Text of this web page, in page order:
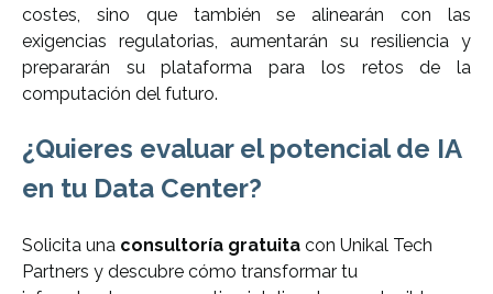
costes, sino que también se alinearán con las
exigencias regulatorias, aumentarán su resiliencia y
prepararán su plataforma para los retos de la
computación del futuro.
¿Quieres evaluar el potencial de IA
en tu Data Center?
Solicita una consultoría gratuita con Unikal Tech
Partners y descubre cómo transformar tu